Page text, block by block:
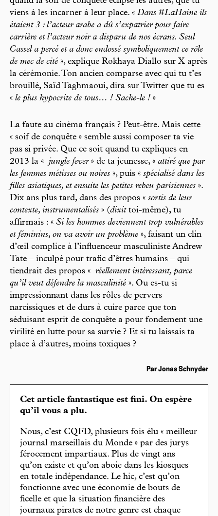
viens à les incarner à leur place. « Dans #LaHaine ils
étaient 3 : l’acteur arabe a dû s’expatrier pour faire
carrière et l’acteur noir a disparu de nos écrans. Seul
Cassel a percé et a donc endossé symboliquement ce rôle
de mec de cité », explique Rokhaya Diallo sur X après
la cérémonie. Ton ancien comparse avec qui tu t’es
brouillé, Saïd Taghmaoui, dira sur Twitter que tu es
« le plus hypocrite de tous… ! Sache-le ! »
La faute au cinéma français ? Peut-être. Mais cette
« soif de conquête » semble aussi composer ta vie
pas si privée. Que ce soit quand tu expliques en
2013 la « jungle fever» de ta jeunesse, « attiré que par
les femmes métisses ou noires », puis « spécialisé dans les
filles asiatiques, et ensuite les petites rebeu parisiennes ».
Dix ans plus tard, dans des propos « sortis de leur
contexte, instrumentalisés » (dixittoi-même), tu
affirmais : « Si les hommes deviennent trop vulnérables
et féminins, on va avoir un problème », faisant un clin
d’œil complice à l’influenceur masculiniste Andrew
Tate – inculpé pour trafic d’êtres humains – qui
tiendrait des propos « réellement intéressant, parce
qu’il veut défendre la masculinité ». Ou es-tu si
impressionnant dans les rôles de pervers
narcissiques et de durs à cuire parce que ton
séduisant esprit de conquête a pour fondement une
virilité en lutte pour sa survie ? Et si tu laissais ta
place à d’autres, moins toxiques ?
Par Jonas Schnyder
Cet article fantastique est fini. On espère
qu’il vous a plu.
Nous, c’est CQFD, plusieurs fois élu « meilleur
journal marseillais du Monde » par des jurys
férocement impartiaux. Plus de vingt ans
qu’on existe et qu’on aboie dans les kiosques
en totale indépendance. Le hic, c’est qu’on
fonctionne avec une économie de bouts de
ficelle et que la situation financière des
journaux pirates de notre genre est chaque